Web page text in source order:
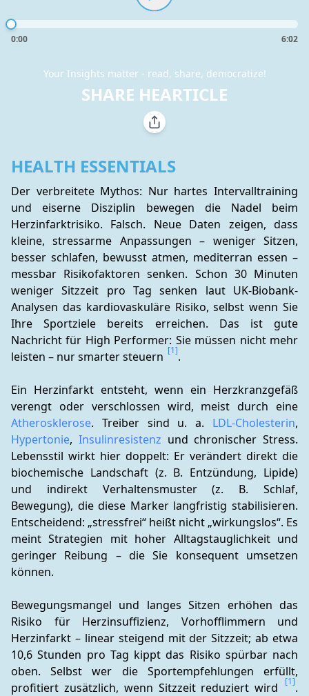
0:00 6:02
Your Insights matter - read, share, democratize!
SHARE HEARTICLE
HEALTH ESSENTIALS
Der verbreitete Mythos: Nur hartes Intervalltraining
und eiserne Disziplin bewegen die Nadel beim
Herzinfarktrisiko. Falsch. Neue Daten zeigen, dass
kleine, stressarme Anpassungen – weniger Sitzen,
besser schlafen, bewusst atmen, mediterran essen –
messbar Risikofaktoren senken. Schon 30 Minuten
weniger Sitzzeit pro Tag senken laut UK-Biobank-
Analysen das kardiovaskuläre Risiko, selbst wenn Sie
Ihre Sportziele bereits erreichen. Das ist gute
Nachricht für High Performer: Sie müssen nicht mehr
leisten – nur smarter steuern [1].
Ein Herzinfarkt entsteht, wenn ein Herzkranzgefäß
Atherosklerose. Treiber sind u. a. LDL-Cholesterin
Hypertonie, Insulinresistenz und chronischer Stress.
Lebensstil wirkt hier doppelt: Er verändert direkt die
biochemische Landschaft (z. B. Entzündung, Lipide)
und indirekt Verhaltensmuster (z. B. Schlaf,
Bewegung), die diese Marker langfristig stabilisieren.
Entscheidend: „stressfrei“ heißt nicht „wirkungslos“. Es
meint Strategien mit hoher Alltagstauglichkeit und
geringer Reibung – die Sie konsequent umsetzen
können.
Bewegungsmangel und langes Sitzen erhöhen das
Risiko für Herzinsuffizienz, Vorhofflimmern und
Herzinfarkt – linear steigend mit der Sitzzeit; ab etwa
10,6 Stunden pro Tag kippt das Risiko spürbar nach
oben. Selbst wer die Sportempfehlungen erfüllt,
profitiert zusätzlich, wenn Sitzzeit reduziert wird
[1].